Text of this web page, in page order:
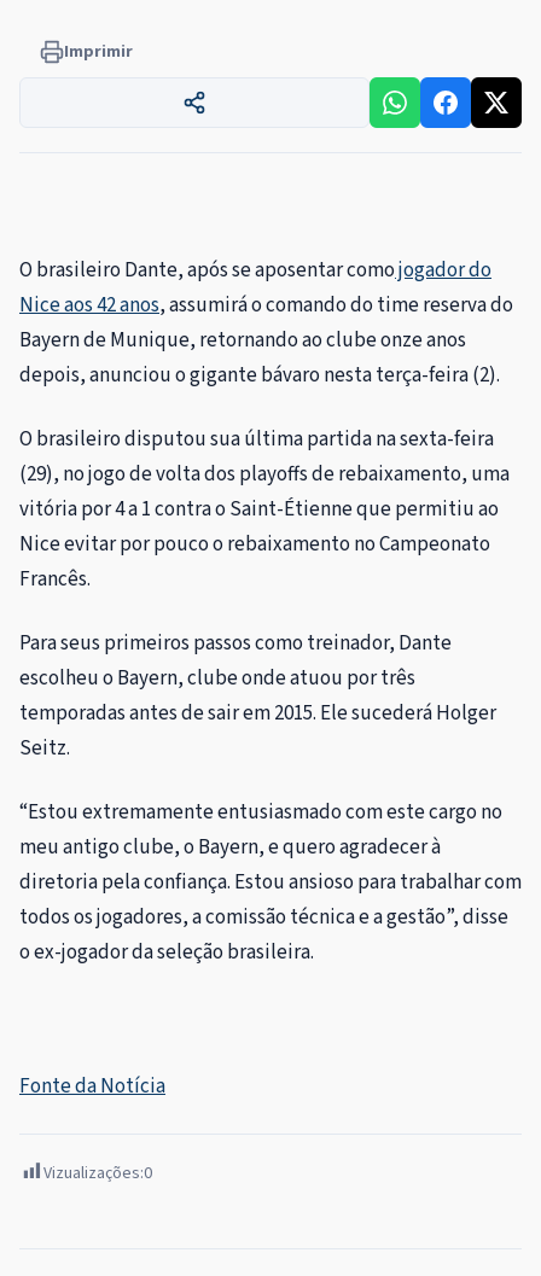
Imprimir
O brasileiro Dante, após se aposentar comojogador do
Nice aos 42 anos, assumirá o comando do time reserva do
Bayern de Munique, retornando ao clube onze anos
depois, anunciou o gigante bávaro nesta terça-feira (2).
O brasileiro disputou sua última partida na sexta-feira
(29), no jogo de volta dos playoffs de rebaixamento, uma
vitória por 4 a 1 contra o Saint-Étienne que permitiu ao
Nice evitar por pouco o rebaixamento no Campeonato
Francês.
Para seus primeiros passos como treinador, Dante
escolheu o Bayern, clube onde atuou por três
temporadas antes de sair em 2015. Ele sucederá Holger
Seitz.
“Estou extremamente entusiasmado com este cargo no
meu antigo clube, o Bayern, e quero agradecer à
diretoria pela confiança. Estou ansioso para trabalhar com
todos os jogadores, a comissão técnica e a gestão”, disse
o ex-jogador da seleção brasileira.
Fonte da Notícia
Vizualizações:0